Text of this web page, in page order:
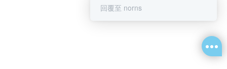
回覆至 norns